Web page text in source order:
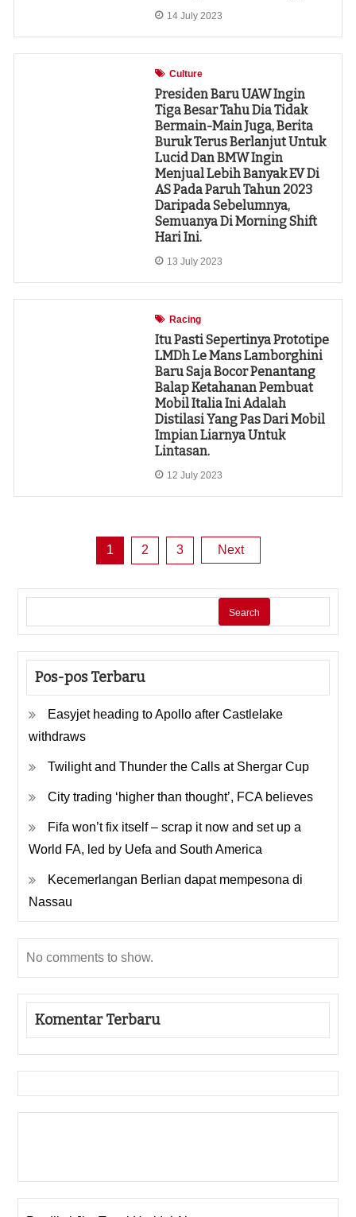
14 July 2023
Culture
Presiden Baru UAW Ingin
Tiga Besar Tahu Dia Tidak
Bermain-Main Juga, Berita
Buruk Terus Berlanjut Untuk
Lucid Dan BMW Ingin
Menjual Lebih Banyak EV Di
AS Pada Paruh Tahun 2023
Daripada Sebelumnya,
Semuanya Di Morning Shift
Hari Ini.
13 July 2023
Racing
Itu Pasti Sepertinya Prototipe
LMDh Le Mans Lamborghini
Baru Saja Bocor Penantang
Balap Ketahanan Pembuat
Mobil Italia Ini Adalah
Distilasi Yang Pas Dari Mobil
Impian Liarnya Untuk
Lintasan.
12 July 2023
pagination
1 2 3 Next
Search
Pos-pos Terbaru
Easyjet heading to Apollo after Castlelake
withdraws
Twilight and Thunder the Calls at Shergar Cup
City trading ‘higher than thought’, FCA believes
Fifa won’t fix itself – scrap it now and set up a
World FA, led by Uefa and South America
Kecemerlangan Berlian dapat mempesona di
Nassau
No comments to show.
Komentar Terbaru